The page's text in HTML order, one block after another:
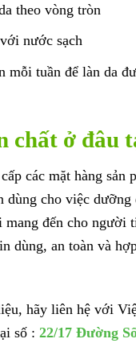
theo vòng tròn
nước sạch
tuần để làn da
chất ở đâu
các mặt hàng sản
dùng cho việc
đến cho người
dùng, an toàn và
hãy liên hệ với
số : 22/17 Đường